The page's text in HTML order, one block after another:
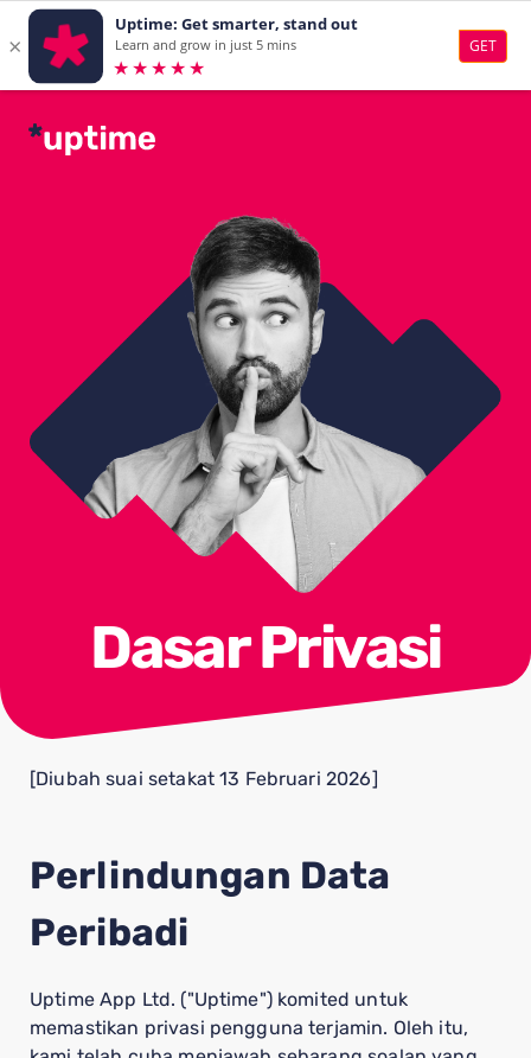
Dasar Privasi
[Diubah suai setakat 13 Februari 2026]
Perlindungan Data
Peribadi
Uptime App Ltd. ("Uptime") komited untuk
memastikan privasi pengguna terjamin. Oleh itu,